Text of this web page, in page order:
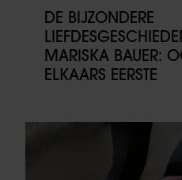
DE BIJZONDERE
MARISKA BAUER:
ELKAARS EERSTE